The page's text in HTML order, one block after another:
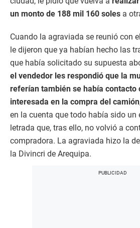
un monto de 188 mil 160 soles a
Cuando la agraviada se reunió con
le dijeron que ya habían hecho las
que había solicitado su supuesta
el vendedor les respondió que la
referían también se había contacto
interesada en la compra del camión
en la cuenta que todo había sido un
letrada que, tras ello, no volvió a
compradora. La agraviada hizo la
la Divincri de Arequipa.